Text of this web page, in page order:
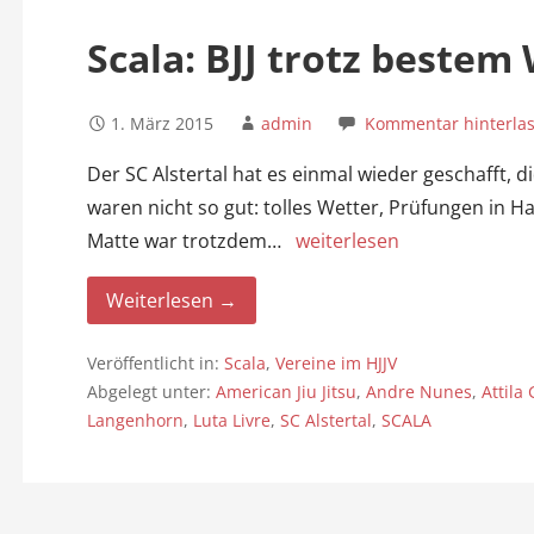
Scala: BJJ trotz bestem
1. März 2015 admin Kommentar
Der SC Alstertal hat es einmal wieder geschafft,
waren nicht so gut: tolles Wetter, Prüfungen in
Matte war trotzdem… weiterlesen
Weiterlesen →
Veröffentlicht in: Scala, Vereine im HJJV
Abgelegt unter: American Jiu Jitsu, Andre Nunes, Attila
Langenhorn, Luta Livre, SC Alstertal, SCALA